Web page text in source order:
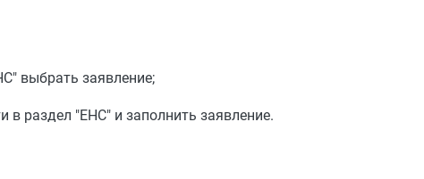
выбрать заявление;
в раздел "ЕНС" и заполнить заявление.